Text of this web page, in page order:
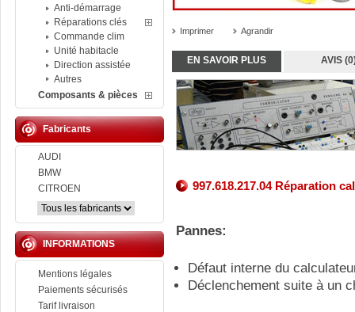
Anti-démarrage
Réparations clés
Commande clim
Unité habitacle
Direction assistée
Autres
Composants & pièces
Fabricants
AUDI
BMW
CITROEN
INFORMATIONS
Mentions légales
Paiements sécurisés
Tarif livraison
Imprimer Agrandir
EN SAVOIR PLUS AVIS
997.618.217.04 Réparation
Pannes:
Défaut interne du
Déclenchement suite à un